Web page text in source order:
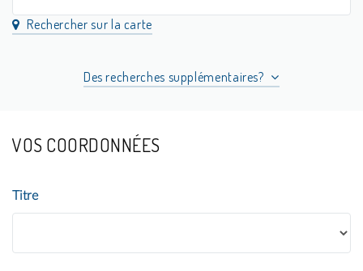
Rechercher sur la carte
Des recherches supplémentaires?
VOS COORDONNÉES
Titre